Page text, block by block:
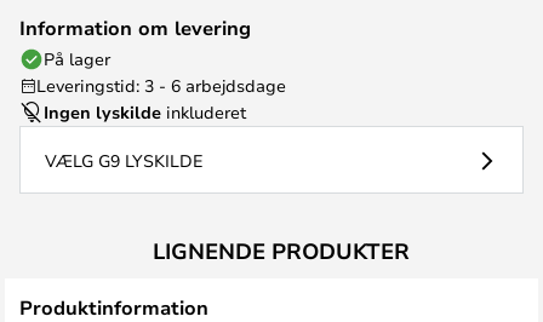
Information om levering
På lager
Leveringstid: 3 - 6 arbejdsdage
Ingen lyskilde inkluderet
VÆLG G9 LYSKILDE
LIGNENDE PRODUKTER
Produktinformation